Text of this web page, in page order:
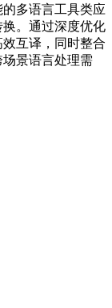
多语言工具类应
。通过深度优化
互译，同时整合
景语言处理需